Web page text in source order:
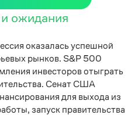
ожидания
оказалась успешной
рынков. S&P 500
инвесторов отыграть
Сенат США
для выхода из
запуск правительства